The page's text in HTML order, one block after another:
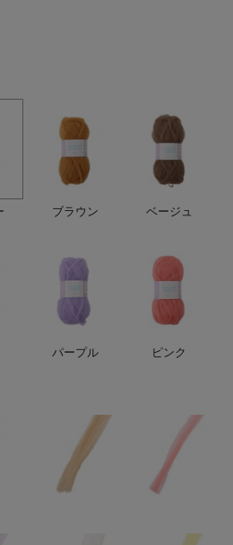
ブラウン ベージュ
パープル ピンク